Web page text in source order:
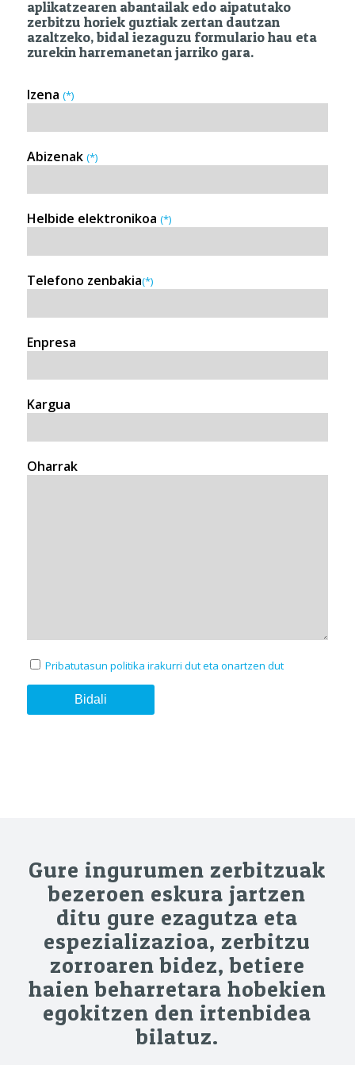
aplikatzearen abantailak edo aipatutako
zerbitzu horiek guztiak zertan dautzan
azaltzeko, bidal iezaguzu formulario hau eta
zurekin harremanetan jarriko gara.
Izena (*)
Abizenak (*)
Helbide elektronikoa (*)
Telefono zenbakia(*)
Enpresa
Kargua
Oharrak
Pribatutasun politika irakurri dut eta onartzen dut
Gure ingurumen zerbitzuak
bezeroen eskura jartzen
ditu gure ezagutza eta
espezializazioa, zerbitzu
zorroaren bidez, betiere
haien beharretara hobekien
egokitzen den irtenbidea
bilatuz.